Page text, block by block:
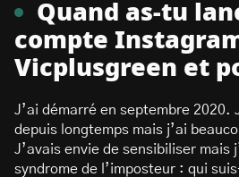
Quand as-tu
compte
Vicplusgreen et
J’ai démarré en septembre 2020.
depuis longtemps mais j’ai
J’avais envie de sensibiliser mais
syndrome de l’imposteur : qui